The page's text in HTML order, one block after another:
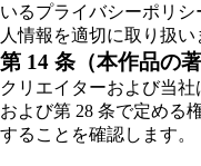
いるプライバシーポリ
人情報を適切に取り扱い
第 14 条（本作品の
クリエイターおよび当
および第 28 条で定める
することを確認します。